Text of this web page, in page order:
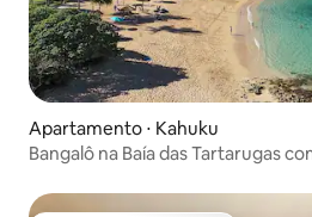
Apartamento ⋅ Kahuku
Bangalô na Baía das Tartarugas